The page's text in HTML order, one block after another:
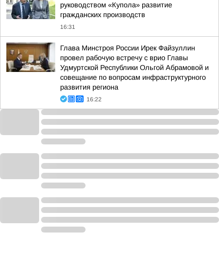
руководством «Купола» развитие
гражданских производств
16:31
Глава Минстроя России Ирек Файзуллин
провел рабочую встречу с врио Главы
Удмуртской Республики Ольгой Абрамовой и
совещание по вопросам инфраструктурного
развития региона
16:22